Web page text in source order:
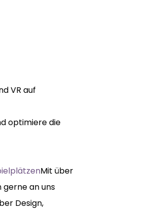
VR auf
optimiere die
Mit über
gerne an uns
Design,